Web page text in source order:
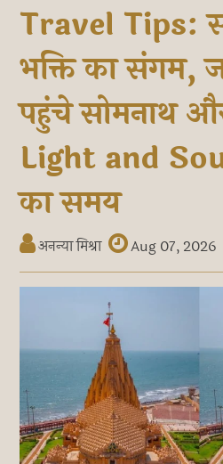
Travel Tips:
भक्ति का संगम,
पहुंचे सोमनाथ
Light and
का समय
अनन्या मिश्रा Aug 07, 2026